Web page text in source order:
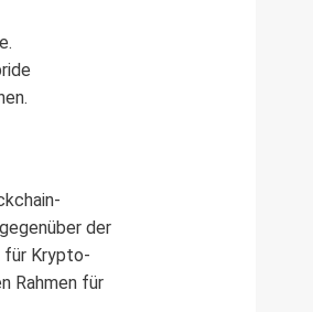
der
für Krypto-
Rahmen für